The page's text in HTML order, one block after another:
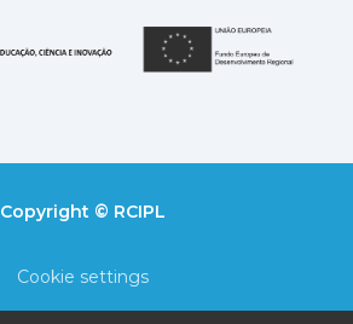
República Portuguesa
Copyright © RCIPL
Cookie settings